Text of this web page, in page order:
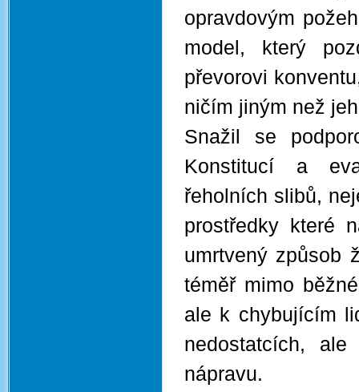
opravdovým
model, který
převorovi
ničím jiným než
Snažil se
Konstitucí a
řeholních slibů,
prostředky které
umrtvený způsob
téměř mimo
ale k chybujícím
nedostatcích,
nápravu.